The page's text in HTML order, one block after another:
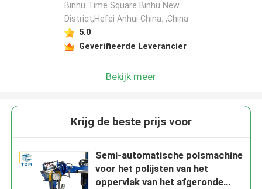
Binhu Time Square Binhu New
District,Hefei Anhui China. ,China
5.0
Geverifieerde Leverancier
Bekijk meer
Krijg de beste prijs voor
Semi-automatische polsmachine
voor het polijsten van het
oppervlak van het afgeronde